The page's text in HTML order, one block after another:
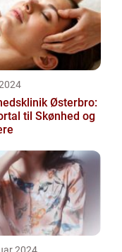
Østerbro:
til Skønhed og